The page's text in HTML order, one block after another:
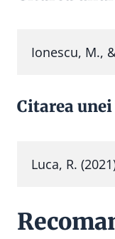
Ionescu, M.,
Citarea